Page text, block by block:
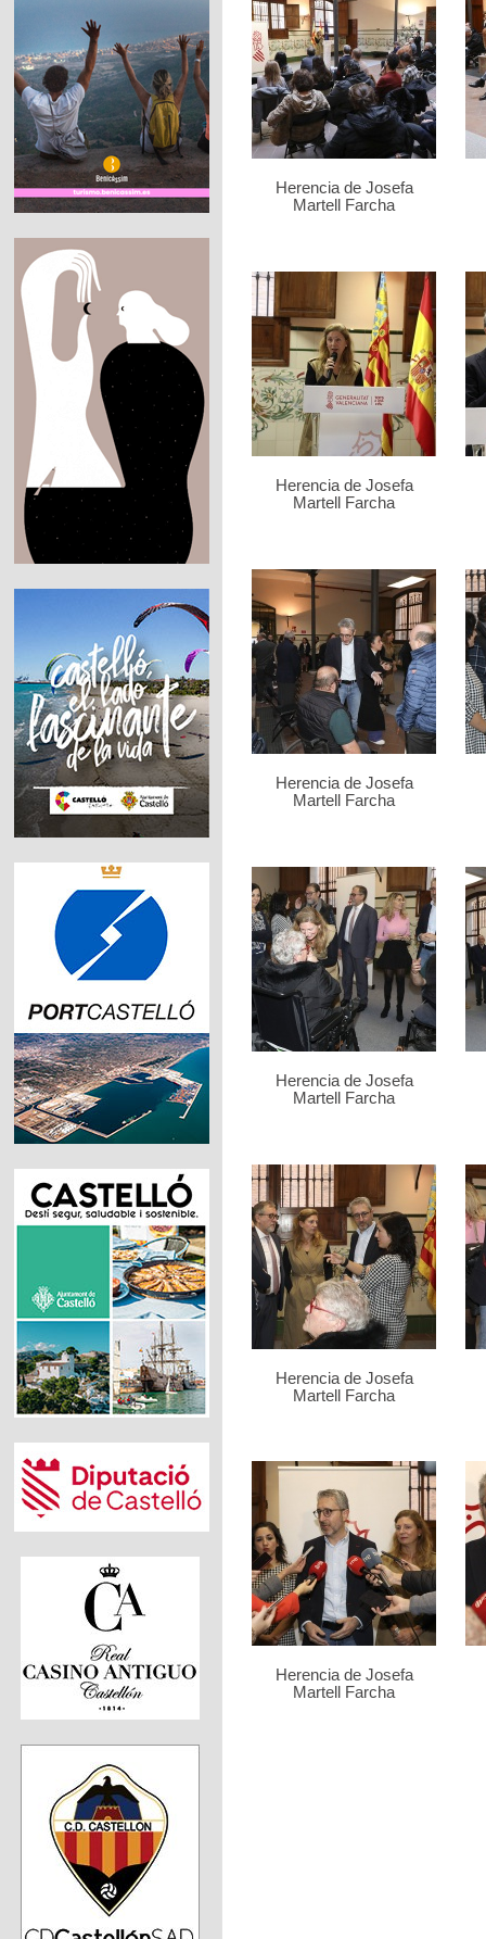
Herencia de Josefa
Martell Farcha
Herencia de Josefa
Martell Farcha
Herencia de Josefa
Martell Farcha
Herencia de Josefa
Martell Farcha
Herencia de Josefa
Martell Farcha
Herencia de Josefa
Martell Farcha